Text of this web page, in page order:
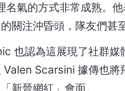
名氣的方式非常成熟。
關注沖昏頭，隊友們甚
也認為這展現了社群媒
Scarsini 據傳也將
新晉網紅」會面。